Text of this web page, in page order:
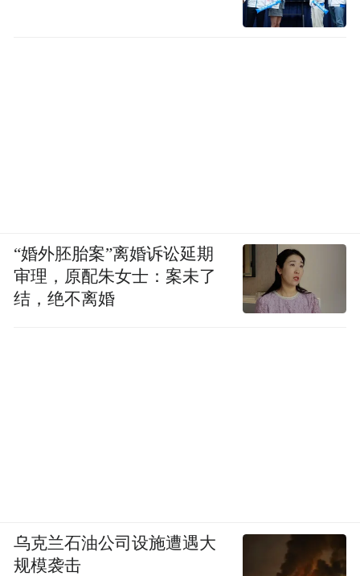
“婚外胚胎案”离婚诉讼延期
审理，原配朱女士：案未了
结，绝不离婚
乌克兰石油公司设施遭遇大
规模袭击